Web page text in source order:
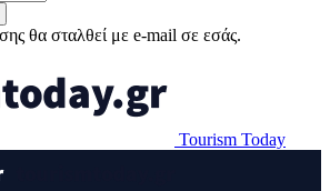
θα σταλθεί με e-mail σε εσάς.
Tourism Today